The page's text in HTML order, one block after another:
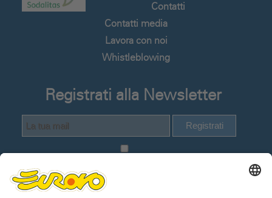
Contatti
Contatti media
Lavora con noi
Whistleblowing
Registrati alla Newsletter
Registrati
laInformativa Privacy Utenti del sito web